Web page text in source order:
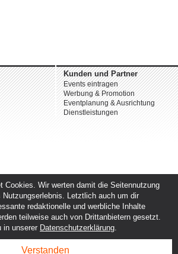
Kunden und Partner
Events eintragen
Werbung & Promotion
Eventplanung & Ausrichtung
Dienstleistungen
Cookies. Wir werten damit die Seitennutzung
Letztlich auch um dir
redaktionelle und werbliche Inhalte
teilweise auch von Drittanbietern gesetzt.
in unserer Datenschutzerklärung.
Verstanden